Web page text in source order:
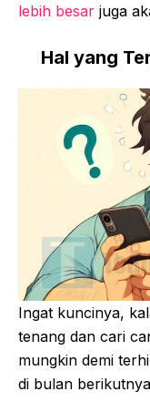
lebih besar juga
Hal yang
Ingat kuncinya,
tenang dan cari
mungkin demi
di bulan